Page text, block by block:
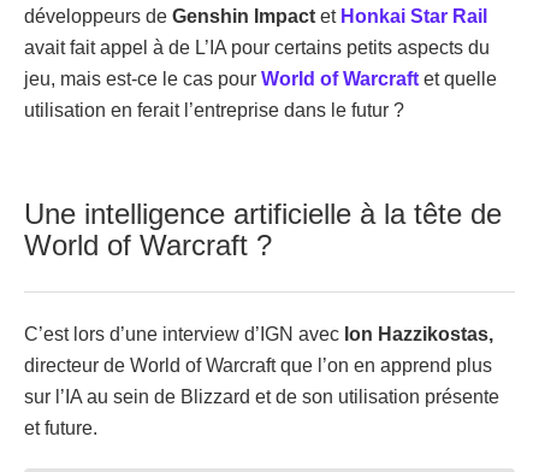
développeurs de Genshin Impact et Honkai Star Rail
avait fait appel à de L’IA pour certains petits aspects du
jeu, mais est-ce le cas pour World of Warcraft et quelle
utilisation en ferait l’entreprise dans le futur ?
Une intelligence artificielle à la tête de
World of Warcraft ?
C’est lors d’une interview d’IGN avec Ion Hazzikostas,
directeur de World of Warcraft que l’on en apprend plus
sur l’IA au sein de Blizzard et de son utilisation présente
et future.